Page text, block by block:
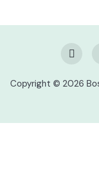
Copyright © 2026